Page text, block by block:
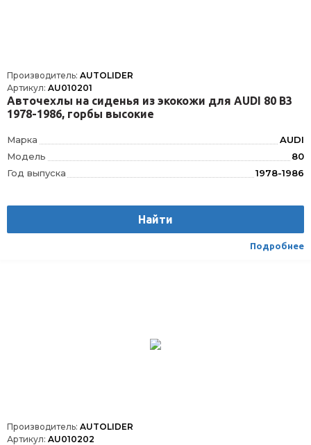
Производитель: AUTOLIDER
Артикул: AU010201
Авточехлы на сиденья из экокожи для AUDI 80 В3
1978-1986, горбы высокие
Марка
AUDI
Модель
80
Год выпуска
1978-1986
Вес
1.75
Текстиль/Искуственная кожа
Легковой
Найти
Подробнее
Производитель: AUTOLIDER
Артикул: AU010202